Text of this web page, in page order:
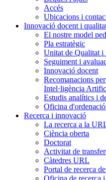
Accés
Ubicacions i
Innovació docent i
El nostre model
Pla estratègic
Unitat de Qualitat i
Seguiment i
Innovació docent
Recomanacions
Intel·ligència
Estudis analítics i
Oficina
Recerca i innovació
La recerca a la
Ciència oberta
Doctorat
Activitat de
Càtedres URL
Portal de recerca
Oficina de recerca